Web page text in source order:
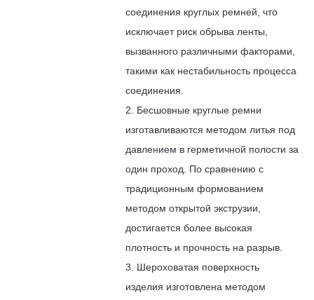
соединения круглых ремней, что
исключает риск обрыва ленты,
вызванного различными факторами,
такими как нестабильность процесса
соединения.
2. Бесшовные круглые ремни
изготавливаются методом литья под
давлением в герметичной полости за
один проход. По сравнению с
традиционным формованием
методом открытой экструзии,
достигается более высокая
плотность и прочность на разрыв.
3. Шероховатая поверхность
изделия изготовлена ​​методом